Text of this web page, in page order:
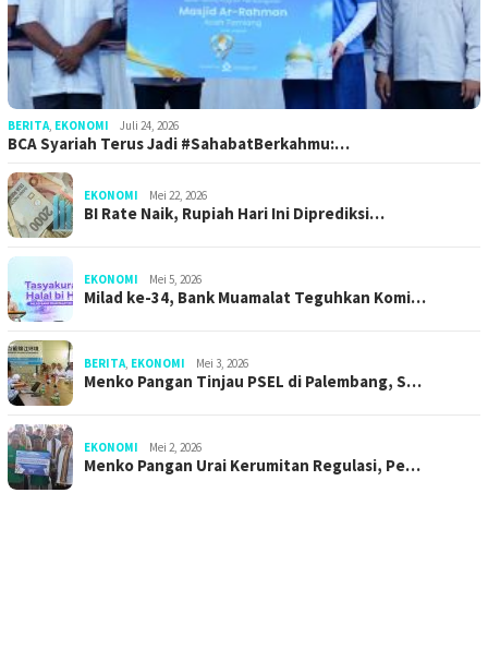
BERITA, EKONOMI Juli 24, 2026
BCA Syariah Terus Jadi #SahabatBerkahmu:…
EKONOMI Mei 22, 2026
BI Rate Naik, Rupiah Hari Ini Diprediksi…
EKONOMI Mei 5, 2026
Milad ke-34, Bank Muamalat Teguhkan Komi…
BERITA, EKONOMI Mei 3, 2026
Menko Pangan Tinjau PSEL di Palembang, S…
EKONOMI Mei 2, 2026
Menko Pangan Urai Kerumitan Regulasi, Pe…